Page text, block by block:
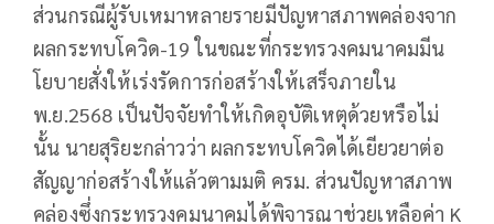
ส่วนกรณีผู้รับเหมาหลายรายมีปัญหาสภาพคล่องจาก
ผลกระทบโควิด-19 ในขณะที่กระทรวงคมนาคมมีน
โยบายสั่งให้เร่งรัดการก่อสร้างให้เสร็จภายใน
พ.ย.2568 เป็นปัจจัยทำให้เกิดอุบัติเหตุด้วยหรือไม่
นั้น นายสุริยะกล่าวว่า ผลกระทบโควิดได้เยียวยาต่อ
สัญญาก่อสร้างให้แล้วตามมติ ครม. ส่วนปัญหาสภาพ
คล่องซึ่งกระทรวงคมนาคมได้พิจารณาช่วยเหลือค่า K